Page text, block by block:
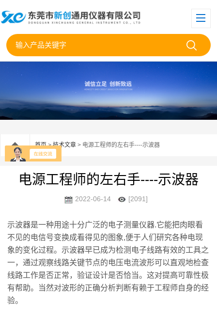
首页>技术文章 > 电源工程师的左右手----示波器
电源工程师的左右手----示波器
2022-06-14 [2091]
示波器是一种用途十分广泛的电子测量仪器.它能把肉眼看
不见的电信号变换成看得见的图象,便于人们研究各种电现
象的变化过程。示波器早已成为检测电子线路有效的工具之
一，通过观察线路关键节点的电压电流波形可以直观地检查
线路工作是否正常，验证设计是否恰当。这对提高可靠性极
有帮助。当然对波形的正确分析判断有赖于工程师自身的经
验。